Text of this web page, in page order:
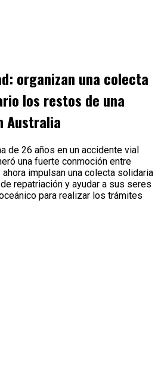
organizan una colecta
los restos de una
Australia
de 26 años en un accidente vial
una fuerte conmoción entre
impulsan una colecta solidaria
repatriación y ayudar a sus seres
para realizar los trámites